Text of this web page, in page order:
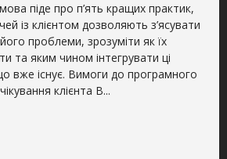
піде про п’ять кращих практик,
із клієнтом дозволяють з’ясувати
проблеми, зрозуміти як їх
та яким чином інтегрувати ці
вже існує. Вимоги до програмного
клієнта В...